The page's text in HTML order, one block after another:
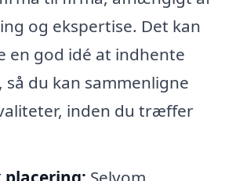
og ekspertise. Det kan
en god idé at indhente
du kan sammenligne
inden du træffer